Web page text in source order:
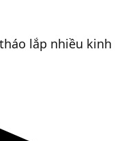
lắp nhiều kinh